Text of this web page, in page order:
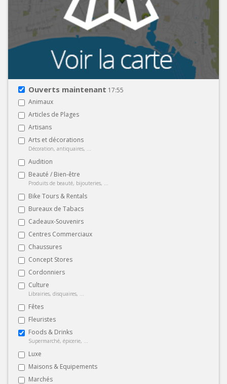
Ouverts maintenant 17:55
Animaux
Articles de Plages
Artisans
Arts et décorations
Décoration, antiquaires, ...
Audition
Beauté / Bien-être
Produits de beauté, bijouteries, ...
Bike Tours & Rentals
Bureaux de Tabacs
Cadeaux-Souvenirs
Centres Commerciaux
Chaussures
Concept Stores
Cordonniers
Culture
Librairies, disquaires, ...
Fêtes
Fleuristes
Foods & Drinks
Supermarché, épicerie, ...
Luxe
Maisons & Equipements
Marchés